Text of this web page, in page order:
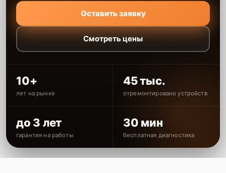
Оставить заявку
Смотреть цены
10+
лет на рынке
45 тыс.
отремонтировано устройств
до 3 лет
гарантия на работы
30 мин
бесплатная диагностика